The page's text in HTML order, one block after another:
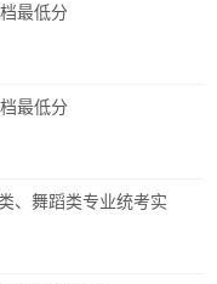
最低分
最低分
、舞蹈类专业统考实